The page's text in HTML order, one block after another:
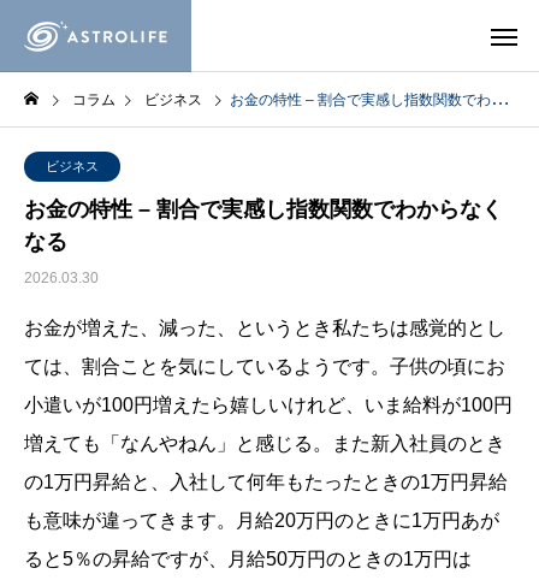
コラム ビジネス お金の特性 – 割合で実感し指数関数でわからなくなる
ビジネス
お金の特性 – 割合で実感し指数関数でわからなく
なる
2026.03.30
お金が増えた、減った、というとき私たちは感覚的とし
ては、割合ことを気にしているようです。子供の頃にお
小遣いが100円増えたら嬉しいけれど、いま給料が100円
増えても「なんやねん」と感じる。また新入社員のとき
の1万円昇給と、入社して何年もたったときの1万円昇給
も意味が違ってきます。月給20万円のときに1万円あが
ると5％の昇給ですが、月給50万円のときの1万円は